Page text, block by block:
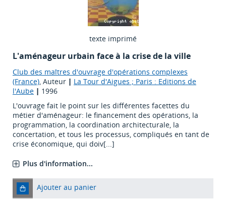
texte imprimé
L'aménageur urbain face à la crise de la ville
Club des maîtres d'ouvrage d'opérations complexes
(France), Auteur | La Tour d'Aigues ; Paris : Editions de
l'Aube | 1996
L'ouvrage fait le point sur les différentes facettes du
métier d'aménageur: le financement des opérations, la
programmation, la coordination architecturale, la
concertation, et tous les processus, compliqués en tant de
crise économique, qui doiv[...]
Plus d'information...
Ajouter au panier